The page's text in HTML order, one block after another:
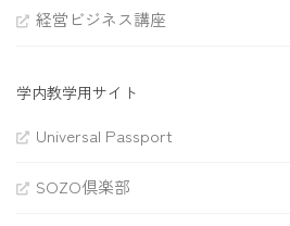
経営ビジネス講座
学内教学用サイト
Universal Passport
SOZO倶楽部